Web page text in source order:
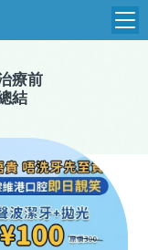
療前
結